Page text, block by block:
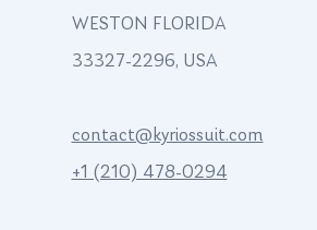
WESTON FLORIDA
33327-2296, USA
contact@kyriossuit.com
+1 (210) 478-0294